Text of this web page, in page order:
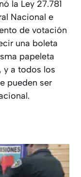
la Ley 27.781
Nacional e
de votación
una boleta
papeleta
y a todos los
pueden ser